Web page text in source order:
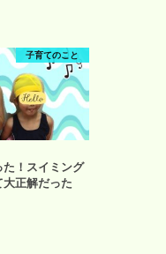
子育てのこと
た！スイミング
正解だった